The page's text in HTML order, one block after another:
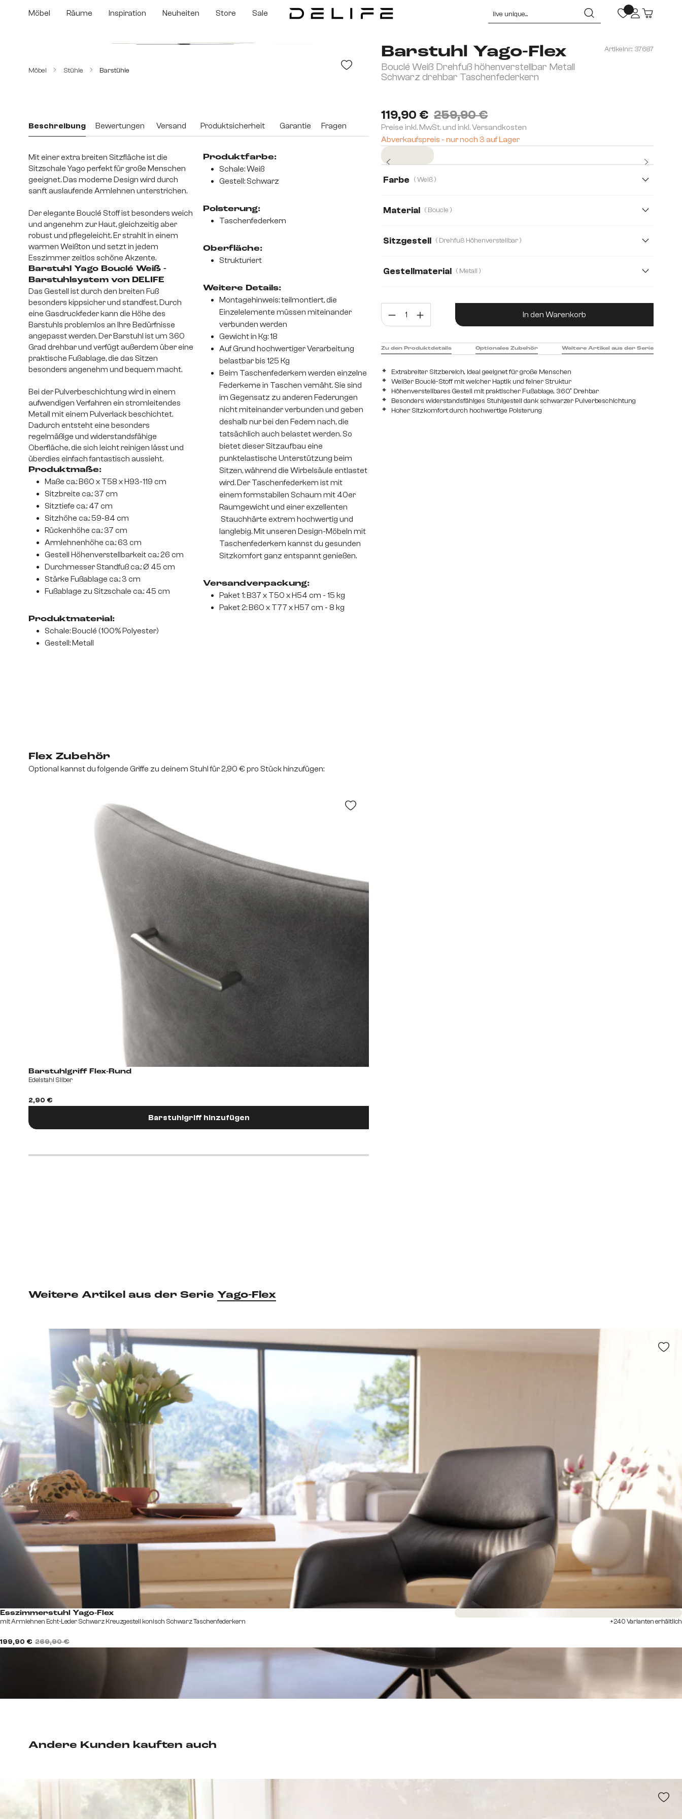
Hauptinhalt springen
Zur Suche springen
Zur Hauptnavigation springen
Möbel Räume Inspiration Neuheiten Store Sale
Möbel Stühle Barstühle
Barstuhl Yago-Flex
Bouclé Weiß Drehfuß höhenverstellbar Metall
Schwarz drehbar Taschenfederkern
Artikelnr.: 37687
119,90 € 259,90 €
Preise inkl. MwSt. und inkl. Versandkosten
Abverkaufspreis - nur noch 3 auf Lager
Farbe ( Weiß )
Material ( Boucle )
Webstoff Soft
Sitzgestell ( Drehfuß Höhenverstellbar )
Gestellmaterial ( Metall )
Produkt Anzahl: Gib den gewünschten Wert
In den Warenkorb
Extrabreiter Sitzbereich, ideal geeignet für große Menschen
Weißer Bouclé-Stoff mit weicher Haptik und feiner Struktur
Höhenverstellbares Gestell mit praktischer Fußablage, 360° Drehbar
Besonders widerstandsfähiges Stuhlgestell dank schwarzer Pulverbeschichtung
Hoher Sitzkomfort durch hochwertige Polsterung
Zu den Produktdetails Optionales Zubehör Weitere Artikel aus der Serie
Beschreibung Bewertungen Versand Produktsicherheit Garantie Fragen
Mit einer extra breiten Sitzfläche ist die
Sitzschale Yago perfekt für große Menschen
geeignet. Das moderne Design wird durch
sanft auslaufende Armlehnen unterstrichen.
Der elegante Bouclé Stoff ist besonders weich
und angenehm zur Haut, gleichzeitig aber
robust und pflegeleicht. Er strahlt in einem
warmen Weißton und setzt in jedem
Esszimmer zeitlos schöne Akzente.
Barstuhl Yago Bouclé Weiß -
Barstuhlsystem von DELIFE
Das Gestell ist durch den breiten Fuß
besonders kippsicher und standfest. Durch
eine Gasdruckfeder kann die Höhe des
Barstuhls problemlos an Ihre Bedürfnisse
angepasst werden. Der Barstuhl ist um 360
Grad drehbar und verfügt außerdem über eine
praktische Fußablage, die das Sitzen
besonders angenehm und bequem macht.
Bei der Pulverbeschichtung wird in einem
aufwendigen Verfahren ein stromleitendes
Metall mit einem Pulverlack beschichtet.
Dadurch entsteht eine besonders
regelmäßige und widerstandsfähige
Oberfläche, die sich leicht reinigen lässt und
überdies einfach fantastisch aussieht.
Produktmaße:
Maße ca.: B60 x T58 x H93-119 cm
Sitzbreite ca.: 37 cm
Sitztiefe ca.: 47 cm
Sitzhöhe ca.: 59-84 cm
Rückenhöhe ca.: 37 cm
Armlehnenhöhe ca.: 63 cm
Gestell Höhenverstellbarkeit ca.: 26 cm
Durchmesser Standfuß ca.: Ø 45 cm
Stärke Fußablage ca.: 3 cm
Fußablage zu Sitzschale ca.: 45 cm
Produktmaterial:
Schale: Bouclé (100% Polyester)
Gestell: Metall
Produktfarbe:
Schale: Weiß
Gestell: Schwarz
Polsterung:
Taschenfederkern
Oberfläche:
Strukturiert
Weitere Details:
Montagehinweis: teilmontiert, die
Einzelelemente müssen miteinander
verbunden werden
Gewicht in Kg: 18
Auf Grund hochwertiger Verarbeitung
belastbar bis 125 Kg
Beim Taschenfederkern werden einzelne
Federkerne in Taschen vernäht. Sie sind
im Gegensatz zu anderen Federungen
nicht miteinander verbunden und geben
deshalb nur bei den Federn nach, die
tatsächlich auch belastet werden. So
bietet dieser Sitzaufbau eine
punktelastische Unterstützung beim
Sitzen, während die Wirbelsäule entlastet
wird. Der Taschenfederkern ist mit
einem formstabilen Schaum mit 40er
Raumgewicht und einer exzellenten
Stauchhärte extrem hochwertig und
langlebig. Mit unseren Design-Möbeln mit
Taschenfederkern kannst du gesunden
Sitzkomfort ganz entspannt genießen.
Versandverpackung:
Paket 1: B37 x T50 x H54 cm - 15 kg
Paket 2: B60 x T77 x H57 cm - 8 kg
Flex Zubehör
Optional kannst du folgende Griffe zu deinem Stuhl für 2,90 € pro Stück hinzufügen:
Barstuhlgriff Flex-Rund
Edelstahl Silber
2,90 €
Barstuhlgriff hinzufügen
Andere Kunden kauften auch
Weitere Artikel aus der Serie Yago-Flex
Esszimmerstuhl Yago-Flex
mit Armlehnen Echt-Leder Schwarz Kreuzgestell konisch Schwarz Taschenfederkern
199,90 € 269,90 €
Sofort versandfertig
+240 Varianten erhältlich